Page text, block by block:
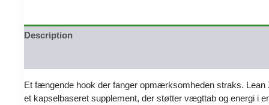
Description
Et fængende hook der fanger opmærksomheden straks. Lean
et kapselbaseret supplement, der støtter vægttab og energi i